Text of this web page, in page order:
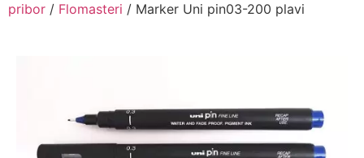
pribor / Flomasteri / Marker Uni pin03-200 plavi